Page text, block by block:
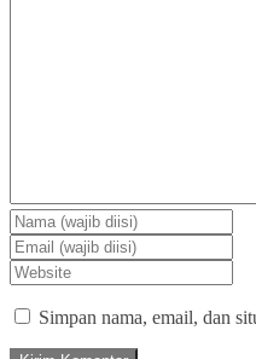
Simpan nama, email, dan